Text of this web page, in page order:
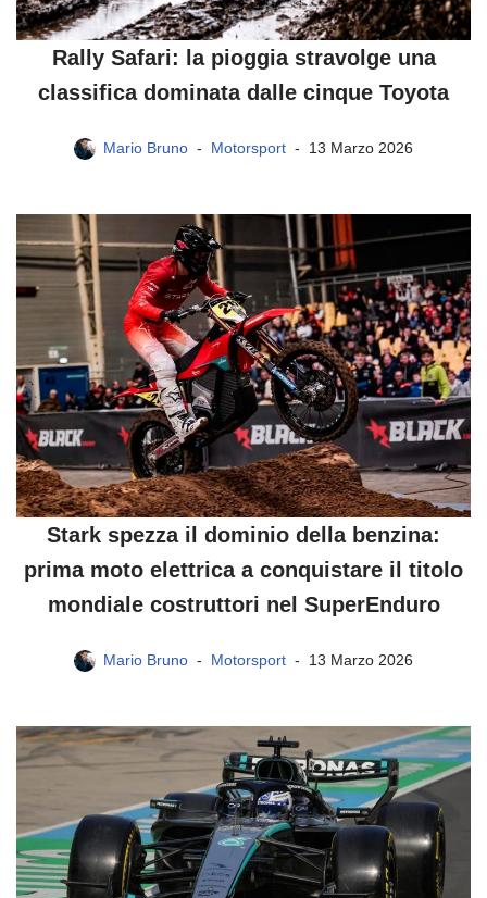
Rally Safari: la pioggia stravolge una
classifica dominata dalle cinque Toyota
Mario Bruno Motorsport 13 Marzo 2026
Stark spezza il dominio della benzina:
prima moto elettrica a conquistare il titolo
mondiale costruttori nel SuperEnduro
Mario Bruno Motorsport 13 Marzo 2026